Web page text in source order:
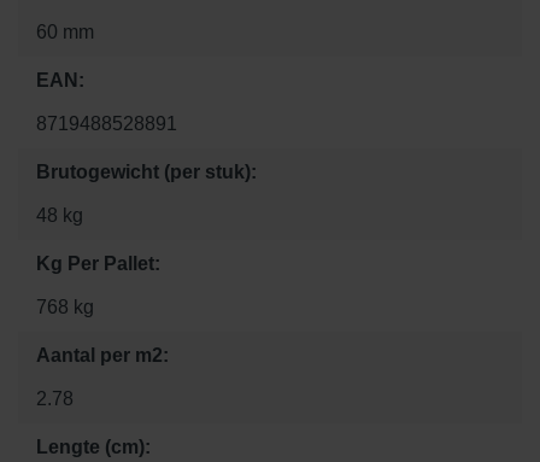
60 mm
EAN:
8719488528891
Brutogewicht (per stuk):
48 kg
Kg Per Pallet:
768 kg
Aantal per m2:
2.78
Lengte (cm):